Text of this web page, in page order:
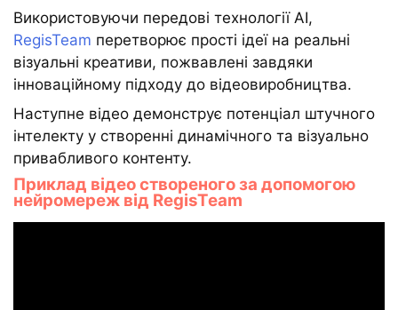
Використовуючи передові технології AI,
RegisTeam перетворює прості ідеї на реальні
візуальні креативи, пожвавлені завдяки
інноваційному підходу до відеовиробництва.
Наступне відео демонструє потенціал штучного
інтелекту у створенні динамічного та візуально
привабливого контенту.
Приклад відео створеного за допомогою
нейромереж від RegisTeam